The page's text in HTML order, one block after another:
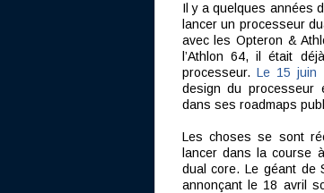
Il y a quelques années
lancer un processeur
avec les Opteron &
l’Athlon 64, il était
processeur. Le 15 juin
design du processeur
dans ses roadmaps
Les choses se sont
lancer dans la course
dual core. Le géant de
annonçant le 18 avril